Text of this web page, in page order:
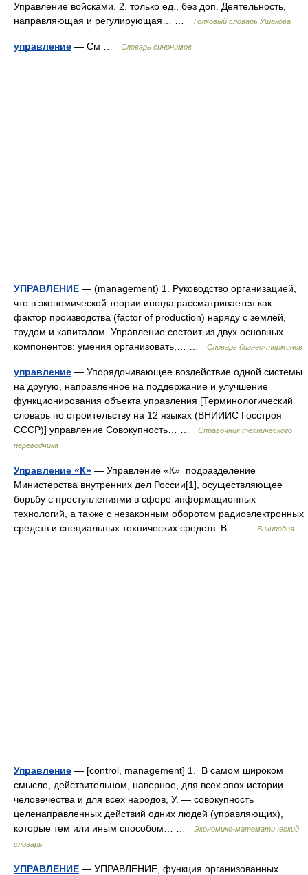
Управление войсками. 2. только ед., без доп. Деятельность,
направляющая и регулирующая… …
Толковый словарь Ушакова
управление — См … Словарь синонимов
УПРАВЛЕНИЕ — (management) 1. Руководство организацией,
что в экономической теории иногда рассматривается как
фактор производства (factor of production) наряду с землей,
трудом и капиталом. Управление состоит из двух основных
компонентов: умения организовать,… …
Словарь бизнес-терминов
управление — Упорядочивающее воздействие одной системы
на другую, направленное на поддержание и улучшение
функционирования объекта управления [Терминологический
словарь по строительству на 12 языках (ВНИИИС Госстроя
СССР)] управление Совокупность… …
Справочник технического
переводчика
Управление «К» — Управление «К» подразделение
Министерства внутренних дел России[1], осуществляющее
борьбу с преступлениями в сфере информационных
технологий, а также с незаконным оборотом радиоэлектронных
средств и специальных технических средств. В… …
Википедия
Управление — [control, mana­ge­ment] 1. В самом широком
смысле, действительном, наверное, для всех эпох истории
человечества и для всех народов, У. — совокупность
целенаправленных действий одних людей (управляющих),
которые тем или иным способом… …
Экономико-математический
словарь
УПРАВЛЕНИЕ — УПРАВЛЕНИЕ, функция организованных